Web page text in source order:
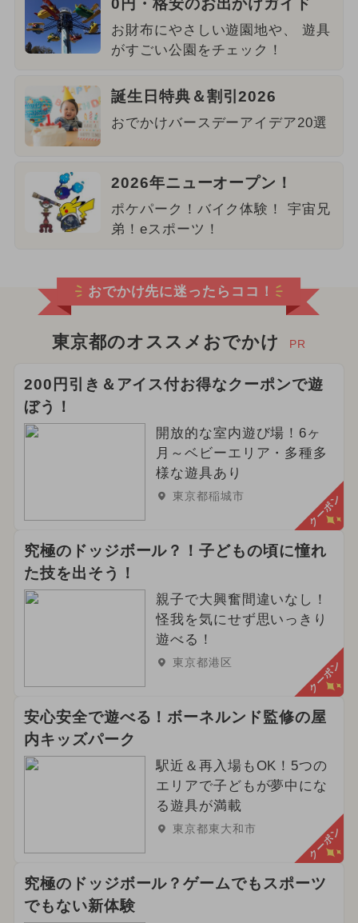
0円・格安のお出かけガイド
お財布にやさしい遊園地や、 遊具
がすごい公園をチェック！
誕生日特典＆割引2026
おでかけバースデーアイデア20選
2026年ニューオープン！
ポケパーク！バイク体験！ 宇宙兄
弟！eスポーツ！
おでかけ先に迷ったらココ！
東京都のオススメおでかけ PR
200円引き＆アイス付お得なクーポンで遊
ぼう！
開放的な室内遊び場！6ヶ
月～ベビーエリア・多種多
様な遊具あり
東京都稲城市 クーポン
究極のドッジボール？！子どもの頃に憧れ
た技を出そう！
親子で大興奮間違いなし！
怪我を気にせず思いっきり
遊べる！
東京都港区 クーポン
安心安全で遊べる！ボーネルンド監修の屋
内キッズパーク
駅近＆再入場もOK！5つの
エリアで子どもが夢中にな
る遊具が満載
東京都東大和市 クーポン
究極のドッジボール？ゲームでもスポーツ
でもない新体験